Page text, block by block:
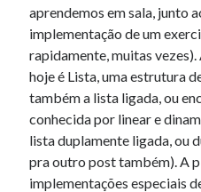
27 28 29 30
« mar maio »
Artigos Recentes
Ubuntu 12.04 – Configurando
Projetos – Git Hub
aprendemos em sala, junto
implementação de um
rapidamente, muitas
hoje é Lista, uma estrutura
também a lista ligada, ou
conhecida por linear e
lista duplamente ligada, ou
pra outro post também). A
implementações especiais